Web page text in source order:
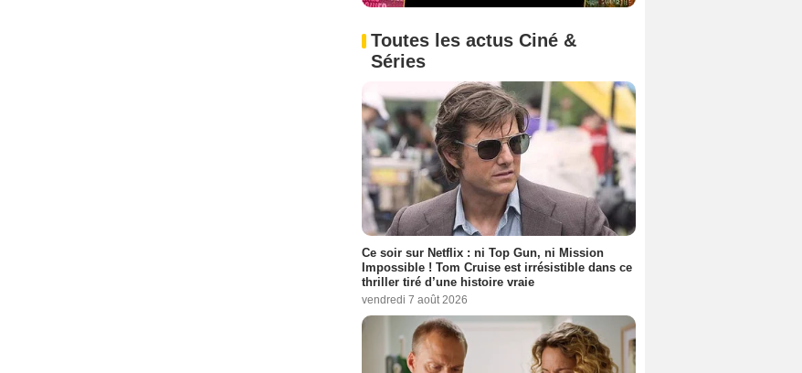
Toutes les actus Ciné &
Séries
Ce soir sur Netflix : ni Top Gun, ni Mission
Impossible ! Tom Cruise est irrésistible dans ce
thriller tiré d’une histoire vraie
vendredi 7 août 2026